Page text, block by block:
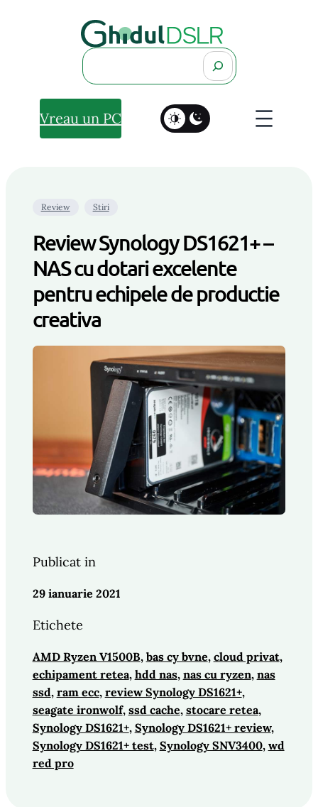
Search
Vreau un PC
Review Stiri
Review Synology DS1621+ –
NAS cu dotari excelente
pentru echipele de productie
creativa
Publicat in
29 ianuarie 2021
Etichete
AMD Ryzen V1500B, bas cy bvne, cloud privat ,
echipament retea, hdd nas, nas cu ryzen, nas
ssd, ram ecc, review Synology DS1621+ ,
seagate ironwolf, ssd cache, stocare retea ,
Synology DS1621+, Synology DS1621+ review ,
Synology DS1621+ test, Synology SNV3400, wd
red pro